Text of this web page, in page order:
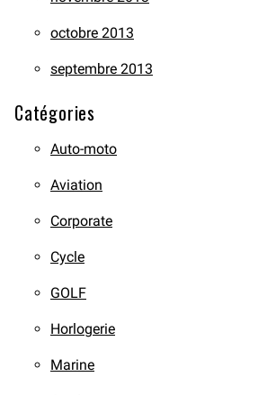
octobre 2013
septembre 2013
Catégories
Auto-moto
Aviation
Corporate
Cycle
GOLF
Horlogerie
Marine